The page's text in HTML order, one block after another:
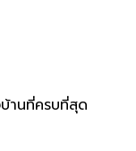
านที่ครบที่สุด